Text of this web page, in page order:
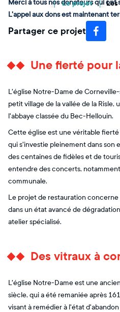
Le projet Les
Merci à tous nos donateurs qui ont
L'appel aux dons est maintenant
Partager ce projet
Une fierté pour
L'église Notre-Dame de
petit village de la vallée de la
l'abbaye classée du Bec-Hellouin.
Cette église est une véritable
qui s'investie pleinement dans son
des centaines de fidèles et de
entendre des concerts,
communale.
Le projet de restauration
dans un état avancé de
atelier spécialisé.
Des vitraux à
L'église Notre-Dame est une
siècle, qui a été remaniée après
visant à remédier à l'état